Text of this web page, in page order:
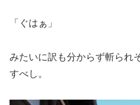
「ぐはぁ」
みたいに訳も分からず斬られ
すべし。